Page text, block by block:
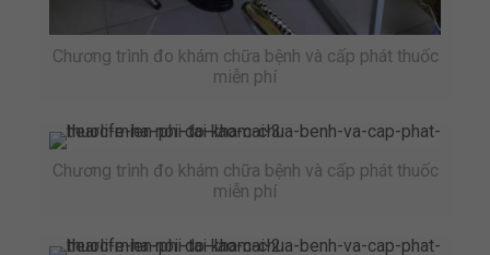
Chương trình đo khám chữa bệnh và cấp phát thuốc
miễn phí
Chương trình đo khám chữa bệnh và cấp phát thuốc
miễn phí